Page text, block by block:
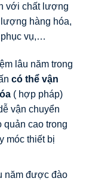
với chất lượng
hàng hóa,
vụ,…
lâu năm trong
có thể vận
( hợp pháp)
vận chuyển
quản cao trong
móc thiết bị
năm được đào